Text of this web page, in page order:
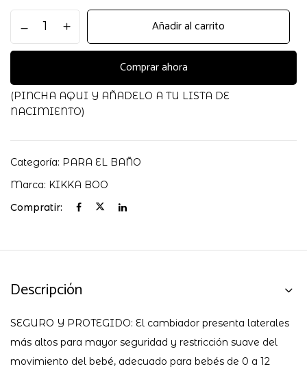
Blando
70X50
Rosa
Kikkaboo
cantidad
Añadir al carrito
Comprar ahora
(PINCHA AQUI Y AÑADELO A TU LISTA DE
NACIMIENTO)
Categoría: PARA EL BAÑO
Marca: KIKKA BOO
Compratir:
Descripción
SEGURO Y PROTEGIDO: El cambiador presenta laterales
más altos para mayor seguridad y restricción suave del
movimiento del bebé, adecuado para bebés de 0 a 12